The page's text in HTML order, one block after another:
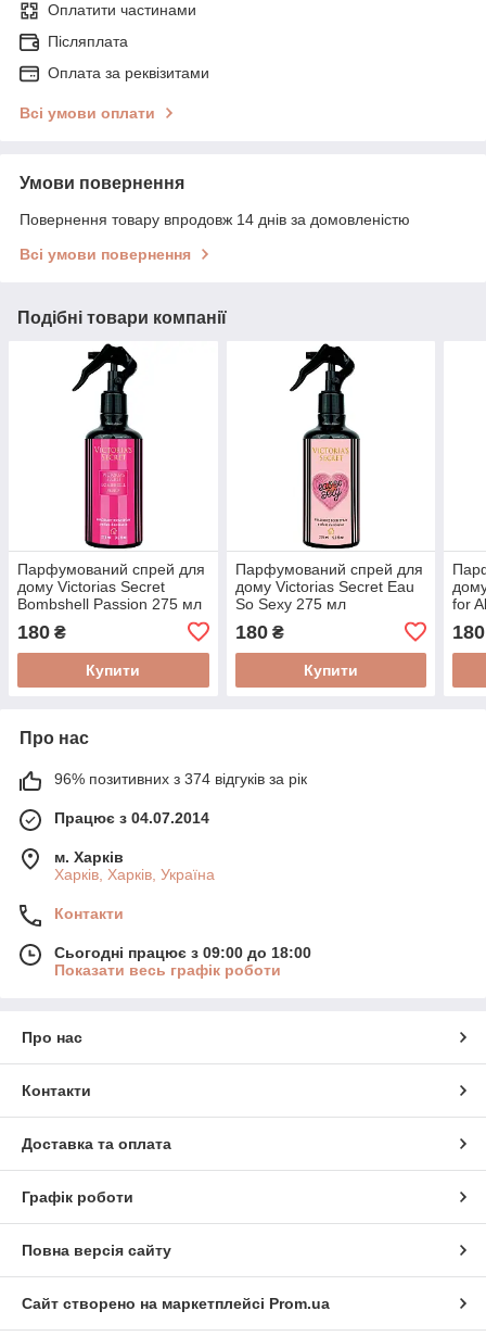
Оплатити частинами
Післяплата
Оплата за реквізитами
Всі умови оплати
Умови повернення
Повернення товару впродовж 14 днів за домовленістю
Всі умови повернення
Подібні товари компанії
Парфумований спрей для
дому Victorias Secret
Bombshell Passion 275 мл
180 ₴
Купити
Парфумований спрей для
дому Victorias Secret Eau
So Sexy 275 мл
180₴
Купити
for
180
Про нас
96% позитивних з 374 відгуків за рік
Працює з 04.07.2014
м. Харків
Харків, Харків, Україна
Контакти
Сьогодні працює з 09:00 до 18:00
Показати весь графік роботи
Про нас
Контакти
Доставка та оплата
Графік роботи
Повна версія сайту
Сайт створено на маркетплейсі Prom.ua